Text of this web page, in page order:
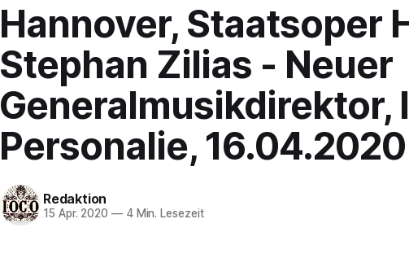
Hannover, Staatsoper
Stephan Zilias - Neuer
Generalmusikdirektor,
Personalie, 16.04.2020
Redaktion
15 Apr. 2020 —4 Min. Lesezeit